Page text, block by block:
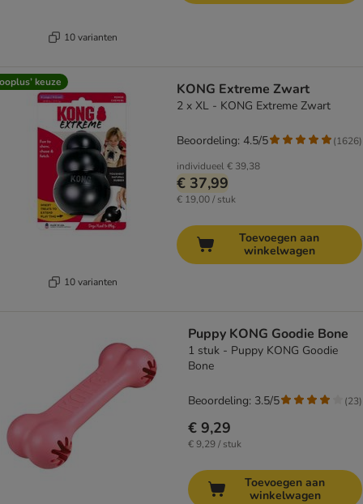
10 varianten
keuze
10 varianten
KONG Extreme Zwart
2 x XL - KONG Extreme Zwart
individueel€ 39,38
€ 37,99
€ 19,00 / stuk
Beoordeling: 4.5/5 (1626)
Toevoegen aan
winkelwagen
Puppy KONG Goodie Bone
1 stuk - Puppy KONG Goodie
Bone
€ 9,29
€ 9,29 / stuk
Beoordeling: 3.5/5 (23)
Toevoegen aan
winkelwagen